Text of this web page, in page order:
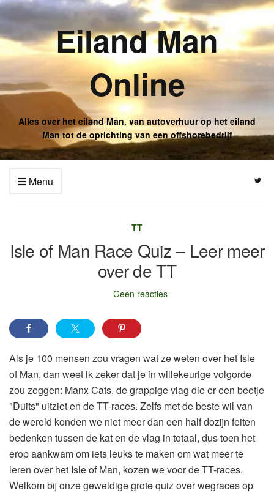
Eiland Man
Online
Alles over het eiland Man, van autoverhuur op het eiland
Man tot de oprichting van een offshorebedrijf
Menu
TT
Isle of Man Race Quiz – Leer meer
over de TT
Geen reacties
Als je 100 mensen zou vragen wat ze weten over het Isle
of Man, dan weet ik zeker dat je in willekeurige volgorde
zou zeggen: Manx Cats, de grappige vlag die er een beetje
"Duits" uitziet en de TT-races. Zelfs met de beste wil van
de wereld konden we niet meer dan een half dozijn feiten
bedenken tussen de kat en de vlag in totaal, dus toen het
erop aankwam om iets leuks te maken om wat meer te
leren over het Isle of Man, kozen we voor de TT-races.
Welkom bij onze geweldige grote quiz over wegraces op